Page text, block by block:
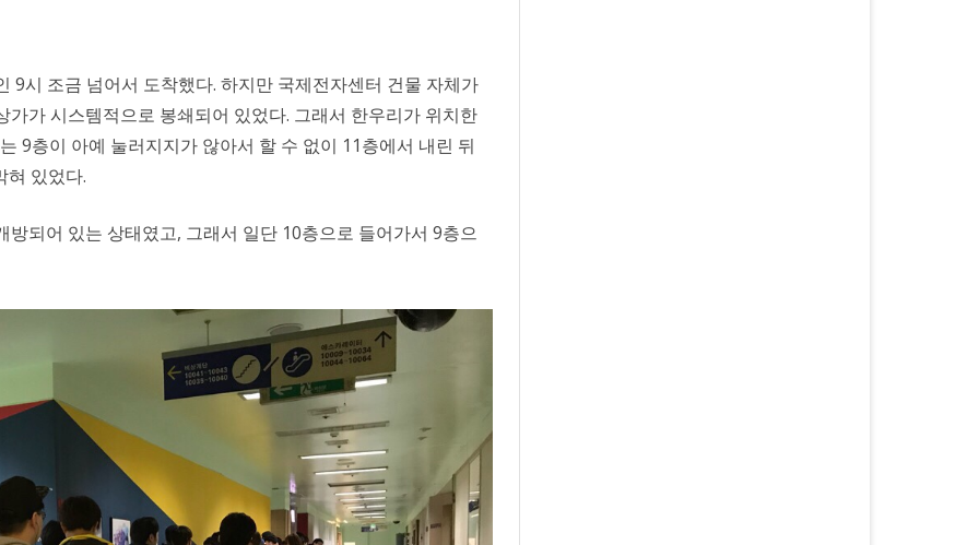
9시 조금 넘어서 도착했다. 하지만 국제전자센터 건물 자체가
가 시스템적으로 봉쇄되어 있었다. 그래서 한우리가 위치한
9층이 아예 눌러지지가 않아서 할 수 없이 11층에서 내린 뒤
혀 있었다.
되어 있는 상태였고, 그래서 일단 10층으로 들어가서 9층으